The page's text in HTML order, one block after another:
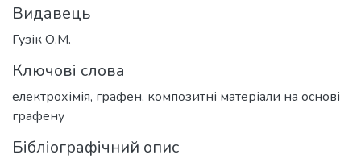
Видавець
Гузік О.М.
Ключові слова
електрохімія, графен, композитні матеріали на основі
графену
Бібліографічний опис